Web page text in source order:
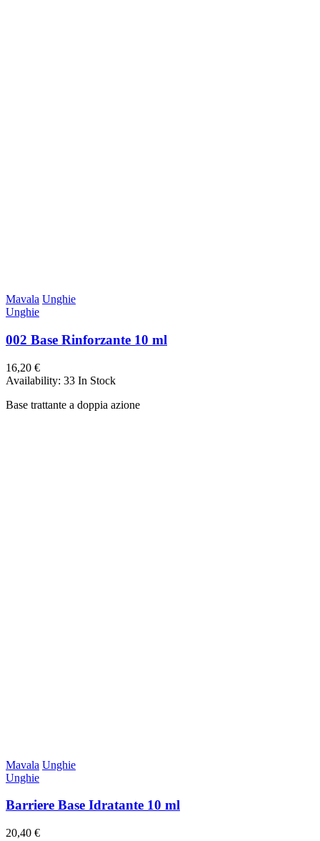
Mavala Unghie
Unghie
002 Base Rinforzante 10 ml
16,20 €
Availability: 33 In Stock
Base trattante a doppia azione
Mavala Unghie
Unghie
Barriere Base Idratante 10 ml
20,40 €